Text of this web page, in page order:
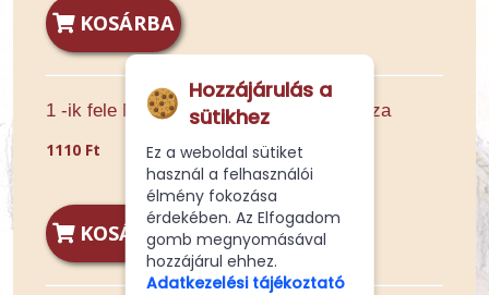
KOSÁRBA
1 -ik fele Normál 017. UNGHERESE pizza
1110 Ft
KOSÁRBA
Hozzájárulás a
sütikhez
Ez a weboldal sütiket
használ a felhasználói
élmény fokozása
érdekében. Az Elfogadom
gomb megnyomásával
hozzájárul ehhez.
Adatkezelési tájékoztató